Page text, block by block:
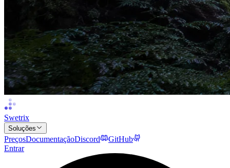
Swetrix
Soluções
PreçosDocumentaçãoDiscord
GitHub
Entrar